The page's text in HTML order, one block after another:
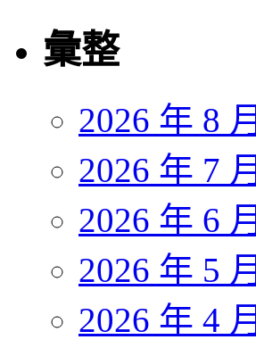
彙整
2026 年 8 月
2026 年 7 月
2026 年 6 月
2026 年 5 月
2026 年 4 月